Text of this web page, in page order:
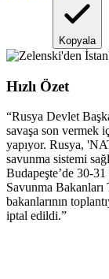
Kopyala
Hızlı Özet
“Rusya Devlet
savaşa son vermek
yapıyor. Rusya,
savunma sistemi
Budapeşte’de 30-
Savunma Bakanları
bakanlarının
iptal edildi.”